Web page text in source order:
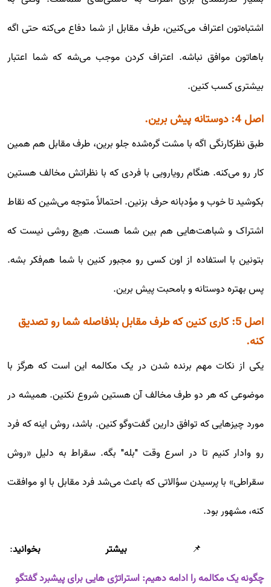
اشتباه‌تون اعتراف می‌کنین، طرف مقابل از شما دفاع می‌کنه حتی اگه
باهاتون موافق نباشه. اعتراف کردن موجب می‌شه که شما اعتبار
بیشتری کسب کنین.
اصل 4: دوستانه پیش برین.
طبق نظرکارنگی اگه با مشت گره‌شده جلو برین، طرف مقابل هم همین
کار رو می‌کنه. هنگام رویارویی با فردی که با نظراتش مخالف هستین
بکوشید تا خوب و مؤدبانه حرف بزنین. احتمالاً متوجه می‌شین که نقاط
اشتراک و شباهت‌هایی هم بین شما هست. هیچ روشی نیست که
بتونین با استفاده از اون کسی رو مجبور کنین با شما هم‌فکر بشه.
پس بهتره دوستانه و بامحبت پیش برین.
اصل 5: کاری کنین که طرف مقابل بلافاصله شما رو تصدیق
کنه.
یکی از نکات مهم برنده شدن در یک مکالمه این است که هرگز با
موضوعی که هر دو طرف مخالف آن هستین شروع نکنین. همیشه در
مورد چیزهایی که توافق دارین گفت‌وگو کنین. باشد، روش اینه که فرد
رو وادار کنیم تا در اسرع وقت "بله" بگه. سقراط به دلیل «روش
سقراطی» با پرسیدن سؤالاتی که باعث می‌شد فرد مقابل با او موافقت
کنه، مشهور بود.
📌 بیشتر بخوانید:
چگونه یک مکالمه را ادامه دهیم: استراتژی هایی برای پیشبرد گفتگو